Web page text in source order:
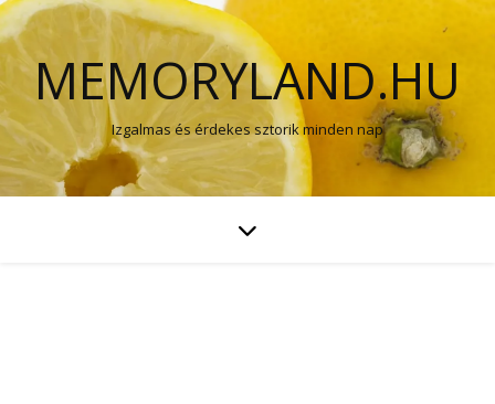
MEMORYLAND.HU
Izgalmas és érdekes sztorik minden nap